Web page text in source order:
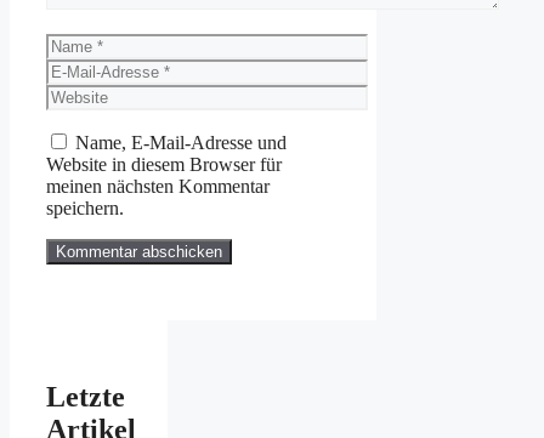
Name
E-
Mail-
Adresse
Website
Name, E-Mail-Adresse und
Website in diesem Browser für
meinen nächsten Kommentar
speichern.
Letzte
Artikel